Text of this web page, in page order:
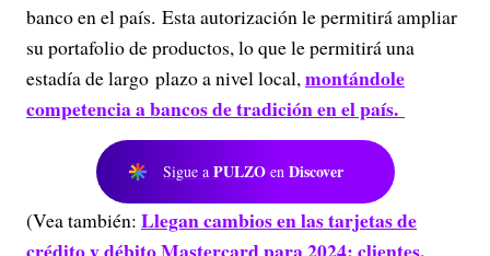
banco en el país. Esta autorización le permitirá ampliar
su portafolio de productos, lo que le permitirá una
estadía de largo plazo a nivel local,montándole
competencia a bancos de tradición en el país.
Sigue a PULZO en Discover
(Vea también: Llegan cambios en las tarjetas de